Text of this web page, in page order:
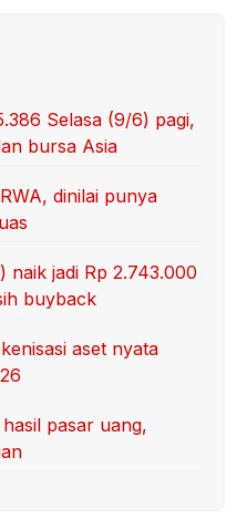
Selasa (9/6) pagi,
bursa Asia
dinilai punya
naik jadi Rp 2.743.000
buyback
aset nyata
pasar uang,